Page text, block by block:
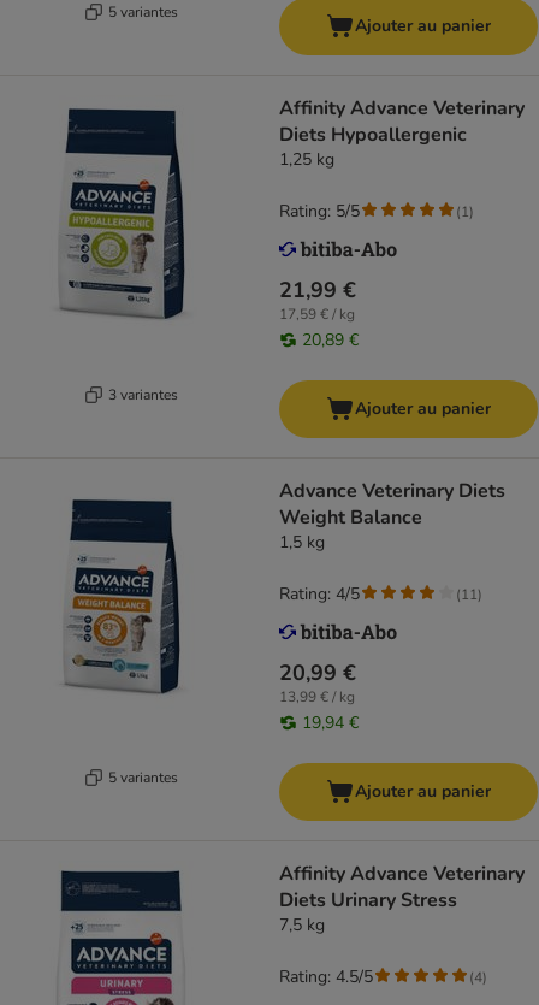
5 variantes
Ajouter au panier
3 variantes
Affinity Advance Veterinary
Diets Hypoallergenic
1,25 kg
21,99 €
17,59 € / kg
20,89 €
Rating: 5/5 (1)
Ajouter au panier
5 variantes
Advance Veterinary Diets
Weight Balance
1,5 kg
20,99 €
13,99 € / kg
19,94 €
Rating: 4/5 (11)
Ajouter au panier
Affinity Advance Veterinary
Diets Urinary Stress
7,5 kg
Rating: 4.5/5 (4)